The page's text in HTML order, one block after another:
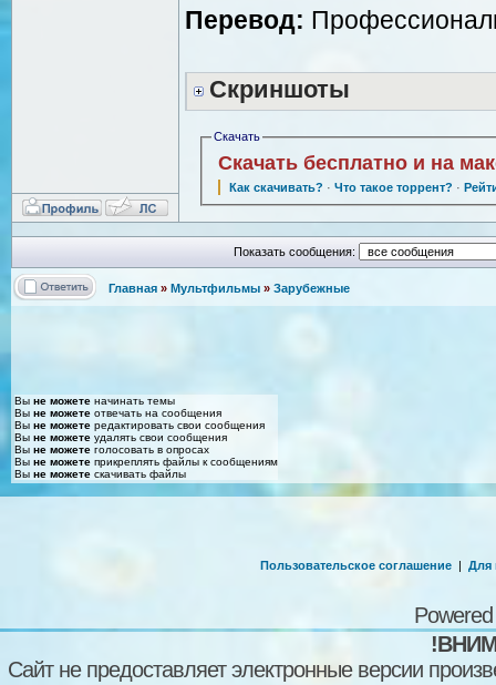
Перевод:
Скриншоты
Скачать
Скачать бесплатно и на
Как скачивать? · Что такое торрент? ·
Показать сообщения:
Главная » Мультфильмы » Зарубежные
Вы не можете начинать темы
Вы не можете отвечать на сообщения
Вы не можете редактировать свои сообщения
Вы не можете удалять свои сообщения
Вы не можете голосовать в опросах
Вы не можете прикреплять файлы к сообщениям
Вы не можете скачивать файлы
Пользовательское соглашение | Для
Сайт не предоставляет электронные версии